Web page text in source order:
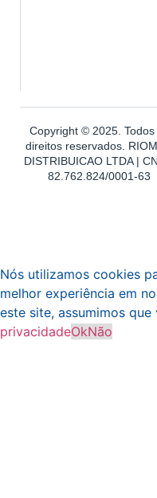
Copyright © 2025. Todos
direitos reservados.
DISTRIBUICAO LTDA |
82.762.824/0001-63
Nós utilizamos cookies
melhor experiência em
este site, assumimos
privacidadeOkNão